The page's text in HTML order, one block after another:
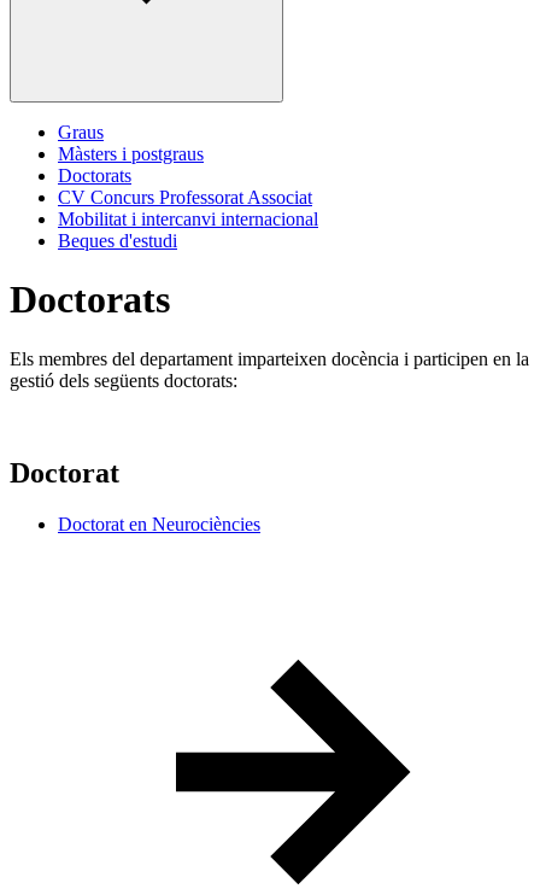
Graus
Màsters i postgraus
Doctorats
CV Concurs Professorat Associat
Mobilitat i intercanvi internacional
Beques d'estudi
Doctorats
Els membres del departament imparteixen docència i participen en la
gestió dels següents doctorats:
Doctorat
Doctorat en Neurociències